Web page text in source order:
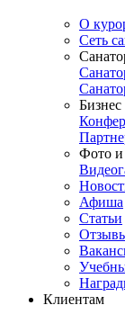
О
Сеть
Бизнес
Фото и
Афиша
Статьи
Клиентам